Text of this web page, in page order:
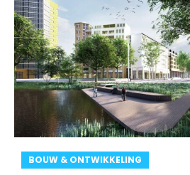
BOUW & ONTWIKKELING